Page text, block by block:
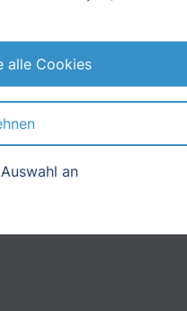
alle Cookies
an